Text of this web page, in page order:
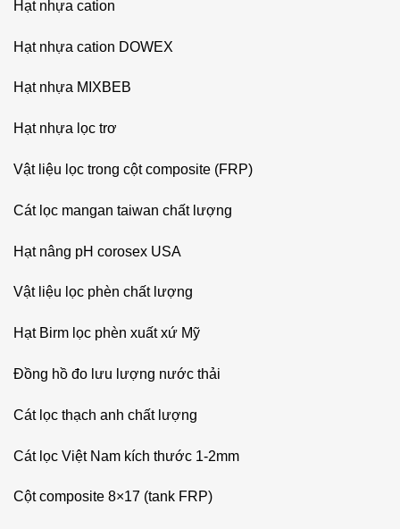
Hạt nhựa cation
Hạt nhựa cation DOWEX
Hạt nhựa MIXBEB
Hạt nhựa lọc trơ
Vật liệu lọc trong cột composite (FRP)
Cát lọc mangan taiwan chất lượng
Hạt nâng pH corosex USA
Vật liệu lọc phèn chất lượng
Hạt Birm lọc phèn xuất xứ Mỹ
Đồng hồ đo lưu lượng nước thải
Cát lọc thạch anh chất lượng
Cát lọc Việt Nam kích thước 1-2mm
Cột composite 8×17 (tank FRP)